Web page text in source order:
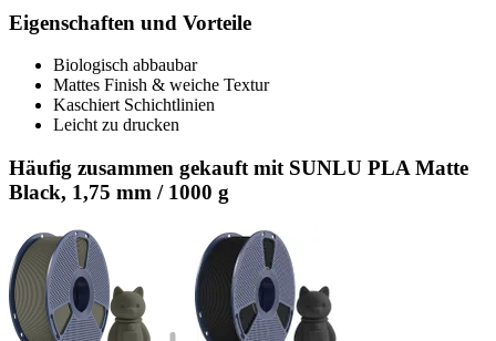
Eigenschaften und Vorteile
Biologisch abbaubar
Mattes Finish & weiche Textur
Kaschiert Schichtlinien
Leicht zu drucken
Häufig zusammen gekauft mit SUNLU PLA Matte
Black, 1,75 mm / 1000 g